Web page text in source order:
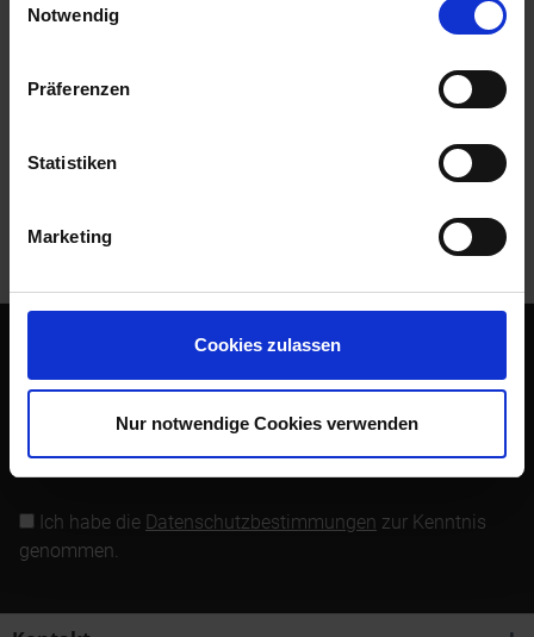
Cookies, wenn Sie unsere Webseite weiterhin nutzen.
Notwendig
Präferenzen
Statistiken
Marketing
Cookies zulassen
Nur notwendige Cookies verwenden
15 x 2,3cm. Eine gute Nachricht für alle Besitzer und
Bewertungen
Sie keine Neuigkeit oder Aktion mehr von Siebenrock.
Newsletter abonnieren
Ich habe die Datenschutzbestimmungen zur Kenntnis
genommen.